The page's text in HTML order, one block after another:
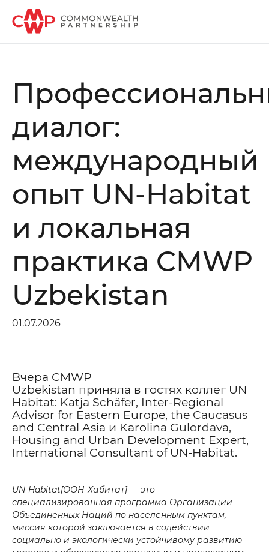
диалог:
международный
опыт UN-Habitat
и локальная
практика CMWP
Uzbekistan
01.07.2026
Вчера CMWP
Uzbekistan приняла в гостях коллег UN
Habitat: Katja Schäfer, Inter-Regional
Advisor for Eastern Europe, the Caucasus
and Central Asia и Karolina Gulordava,
Housing and Urban Development Expert,
International Consultant of UN-Habitat.
UN-Habitat[ООН-Хабитат] — это
специализированная программа Организации
Объединенных Наций по населенным пунктам,
миссия которой заключается в содействии
социально и экологически устойчивому развитию
Хотите получить консультацию?
Ваше имя
Ваше сообщение